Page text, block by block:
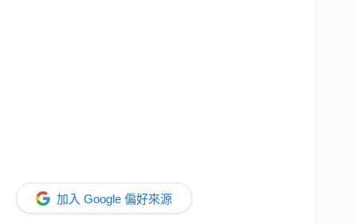
加入 Google 偏好來源